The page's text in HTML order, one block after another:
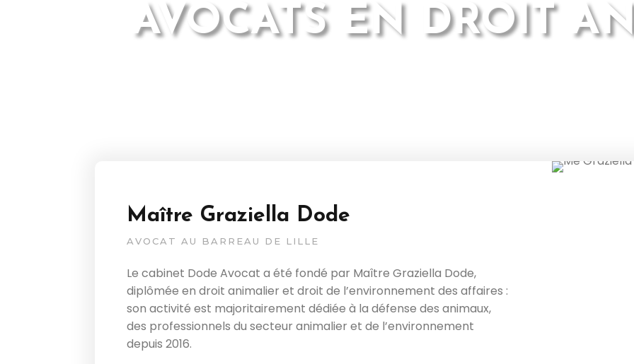
AVOCATS EN DROIT
Maître Graziella Dode
AVOCAT AU BARREAU DE LILLE
Le cabinet Dode Avocat a été fondé par Maître Graziella Dode,
diplômée en droit animalier et droit de l’environnement des affaires :
son activité est majoritairement dédiée à la défense des animaux,
des professionnels du secteur animalier et de l’environnement
depuis 2016.